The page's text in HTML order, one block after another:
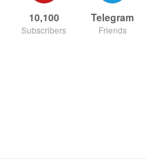
10,100
Subscribers
Telegram
Friends